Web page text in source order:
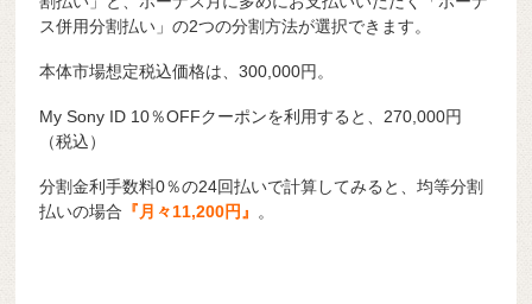
ス併用分割払い」の2つの分割方法が選択できます。
本体市場想定税込価格は、300,000円。
My Sony ID 10％OFFクーポンを利用すると、270,000円
（税込）
分割金利手数料0％の24回払いで計算してみると、均等分割
払いの場合 『月々11,200円』 。